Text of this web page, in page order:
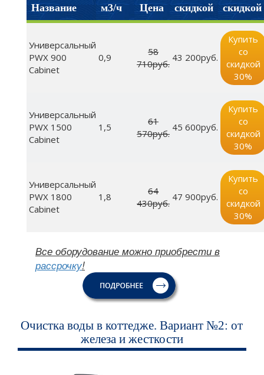
Название м3/ч Цена
скидкой
скидкой
Универсальный
PWX 900
Cabinet
0,9
58
710руб.
43 200руб.
Купить
со
скидкой
30%
Универсальный
PWX 1500
Cabinet
1,5
61
570руб.
45 600руб.
Купить
со
скидкой
30%
Универсальный
PWX 1800
Cabinet
1,8
64
430руб.
47 900руб.
Купить
со
скидкой
30%
Все оборудование можно приобрести в
рассрочку!
Очистка воды в коттедже. Вариант №2: от
железа и жесткости